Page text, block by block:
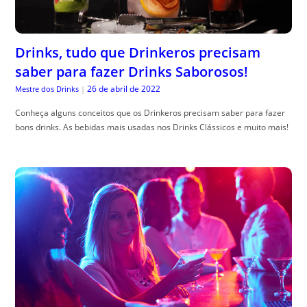
Drinks, tudo que Drinkeros precisam
saber para fazer Drinks Saborosos!
Mestre dos Drinks | 26 de abril de 2022
Conheça alguns conceitos que os Drinkeros precisam saber para fazer
bons drinks. As bebidas mais usadas nos Drinks Clássicos e muito mais!